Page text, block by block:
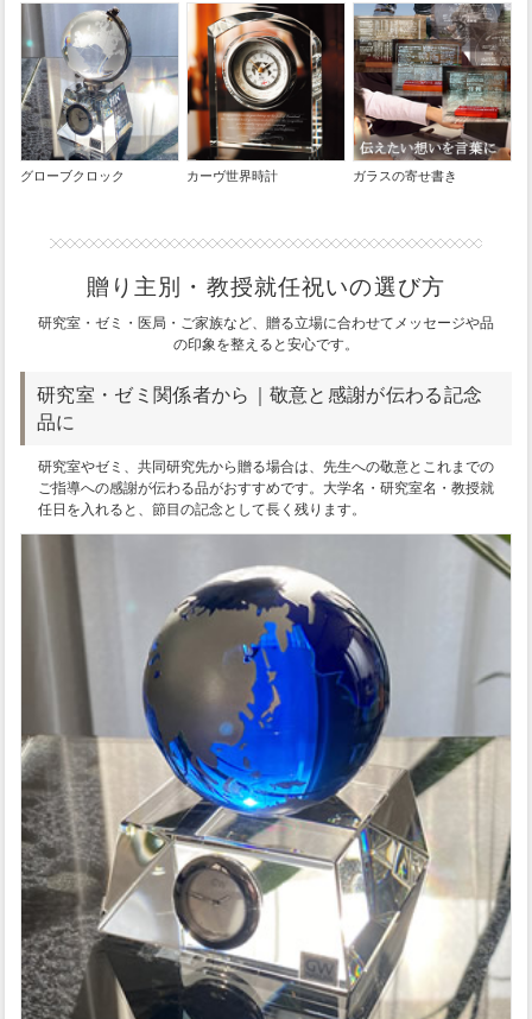
グローブクロック カーヴ世界時計 ガラスの寄せ書き
贈り主別・教授就任祝いの選び方
研究室・ゼミ・医局・ご家族など、贈る立場に合わせてメッセージや品
の印象を整えると安心です。
研究室・ゼミ関係者から｜敬意と感謝が伝わる記念
品に
研究室やゼミ、共同研究先から贈る場合は、先生への敬意とこれまでの
ご指導への感謝が伝わる品がおすすめです。大学名・研究室名・教授就
任日を入れると、節目の記念として長く残ります。